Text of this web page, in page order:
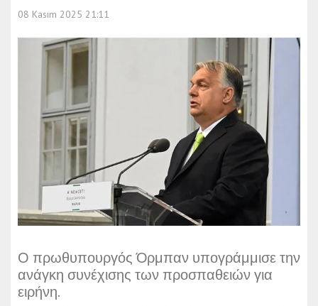
08 Kasım 2025 21:11
Ο πρωθυπουργός Όρμπαν υπογράμμισε την
ανάγκη συνέχισης των προσπαθειών για
ειρήνη.